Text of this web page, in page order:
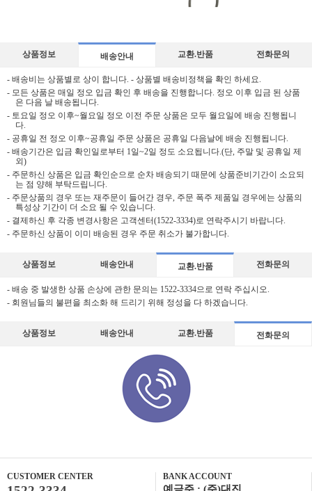
상품정보 배송안내 교환.반품 전화문의
- 배송비는 상품별로 상이 합니다. - 상품별 배송비정책을 확인 하세요.
- 모든 상품은 매일 정오 입금 확인 후 배송을 진행합니다. 정오 이후 입금 된 상품
은 다음 날 배송됩니다.
- 토요일 정오 이후~월요일 정오 이전 주문 상품은 모두 월요일에 배송 진행됩니
다.
- 공휴일 전 정오 이후~공휴일 주문 상품은 공휴일 다음날에 배송 진행됩니다.
- 배송기간은 입금 확인일로부터 1일~2일 정도 소요됩니다.(단, 주말 및 공휴일 제
외)
- 주문하신 상품은 입금 확인순으로 순차 배송되기 때문에 상품준비기간이 소요되
는 점 양해 부탁드립니다.
- 주문상품의 경우 또는 재주문이 들어간 경우, 주문 폭주 제품일 경우에는 상품의
특성상 기간이 더 소요 될 수 있습니다.
- 결제하신 후 각종 변경사항은 고객센터(1522-3334)로 연락주시기 바랍니다.
- 주문하신 상품이 이미 배송된 경우 주문 취소가 불가합니다.
상품정보 배송안내 교환.반품 전화문의
- 배송 중 발생한 상품 손상에 관한 문의는 1522-3334으로 연락 주십시오.
- 회원님들의 불편을 최소화 해 드리기 위해 정성을 다 하겠습니다.
상품정보 배송안내 교환.반품 전화문의
CUSTOMER CENTER BANK ACCOUNT